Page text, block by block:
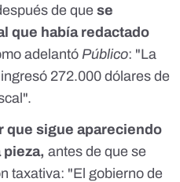
de que se
que había redactado
adelantó Público: "La
272.000 dólares de
que sigue apareciendo
pieza, antes de que se
taxativa: "El gobierno de